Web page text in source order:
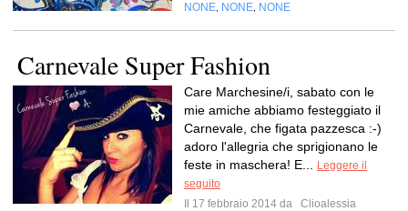
NONE NONE NONE
Carnevale Super Fashion
Care Marchesine/i, sabato con le
mie amiche abbiamo festeggiato il
Carnevale, che figata pazzesca :-)
adoro l'allegria che sprigionano le
feste in maschera! E...
Leggere il
seguito
Il 17 febbraio 2014 da
Clioalessia